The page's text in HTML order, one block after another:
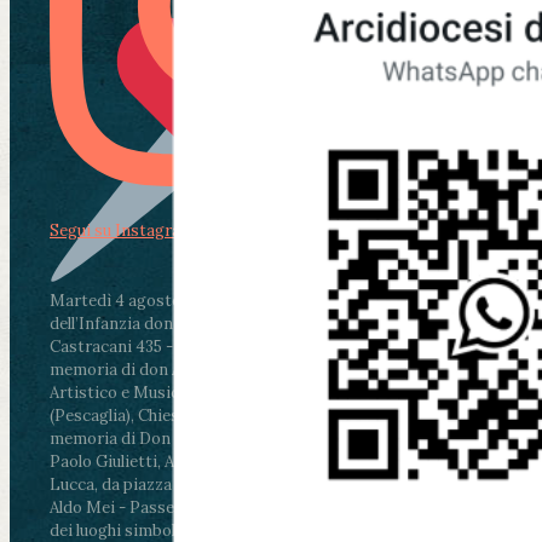
Martedì 4 agosto2026
ore 11:30 - Lucca, Scuola
dell’Infanzia don Aldo Mei - Viale Castruccio
Castracani 435 - Inaugurazione murales in
memoria di don Aldo Mei curato dal Liceo
Artistico e Musicale “Passaglia”
ore 18 - Fiano
(Pescaglia), Chiesa parrocchiale - Messa in
memoria di Don Aldo Mei celebrata da mons.
Paolo Giulietti, Arcivescovo di Lucca
ore 20.30 -
Lucca, da piazza San Michele al Cippo di don
Aldo Mei - Passeggiata della Memoria in alcuni
dei luoghi simbolo della città. Ritrovo alle ore
Segui su Instagram